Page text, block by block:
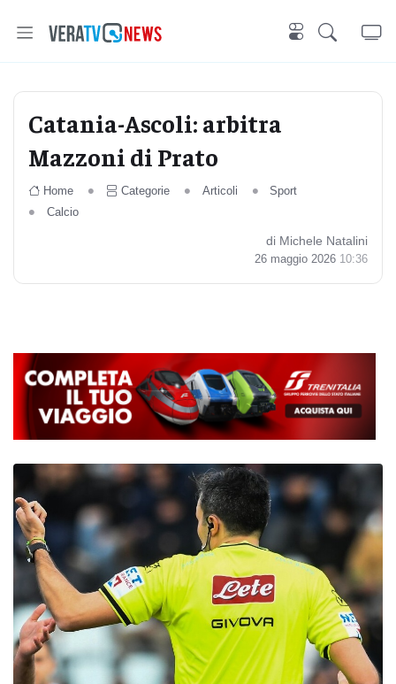
Catania-Ascoli: arbitra
Mazzoni di Prato
Home Categorie Articoli
Sport
Calcio
di Michele Natalini
26 maggio 2026 10:36